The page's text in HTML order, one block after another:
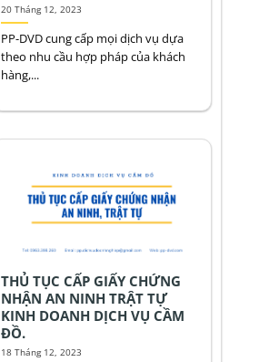
20 Tháng 12, 2023
PP-DVD cung cấp mọi dịch vụ dựa
theo nhu cầu hợp pháp của khách
hàng,...
THỦ TỤC CẤP GIẤY CHỨNG
NHẬN AN NINH TRẬT TỰ
KINH DOANH DỊCH VỤ CẦM
ĐỒ.
18 Tháng 12, 2023